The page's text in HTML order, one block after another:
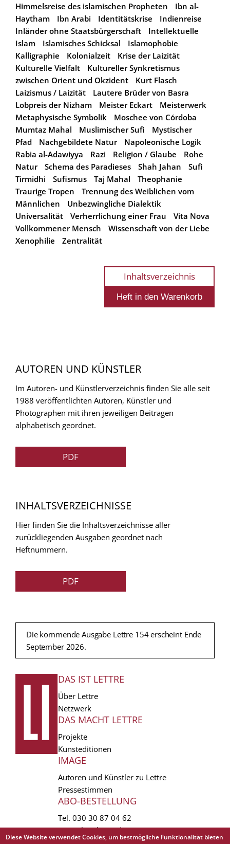
Himmelsreise des islamischen Propheten
Ibn al-
Haytham
Ibn Arabi Identitätskrise
Indienreise
Inländer ohne Staatsbürgerschaft
Intellektuelle
Islam
Islamisches Schicksal
Islamophobie
Kalligraphie
Kolonialzeit
Krise der Laizität
Kulturelle Vielfalt
Kultureller Synkretismus
zwischen Orient und Okzident
Kurt Flasch
Laizismus / Laizität
Lautere Brüder von Basra
Lobpreis der Nizham
Meister Eckart
Meisterwerk
Metaphysische Symbolik
Moschee von Córdoba
Mumtaz Mahal
Muslimischer Sufi
Mystischer
Pfad
Nachgebildete Natur
Napoleonische Logik
Rabia al-Adawiyya
Razi Religion / Glaube
Rohe
Natur
Schema des Paradieses Shah Jahan
Sufi
Tirmidhi
Sufismus Taj Mahal
Theophanie
Traurige Tropen
Trennung des Weiblichen vom
Männlichen
Unbezwingliche Dialektik
Universalität
Verherrlichung einer Frau
Vita Nova
Vollkommener Mensch
Wissenschaft von der Liebe
Xenophilie
Zentralität
Inhaltsverzeichnis
AUTOREN UND KÜNSTLER
Im Autoren- und Künstlerverzeichnis finden Sie alle seit
1988 veröffentlichten Autoren, Künstler und
Photographen mit ihren jeweiligen Beitragen
alphabetisch geordnet.
PDF
INHALTSVERZEICHNISSE
Hier finden Sie die Inhaltsverzeichnisse aller
zurückliegenden Ausgaben geordnet nach
Heftnummern.
PDF
Die kommende Ausgabe Lettre 154 erscheint Ende
September 2026.
FUSSZEILE
DAS IST LETTRE
Über Lettre
Netzwerk
DAS MACHT LETTRE
Projekte
Kunsteditionen
IMAGE
Autoren und Künstler zu Lettre
Pressestimmen
ABO-BESTELLUNG
Tel. 030 30 87 04 62
vertrieb(at)lettre.de
Diese Website verwendet Cookies, um bestmögliche Funktionalität bieten